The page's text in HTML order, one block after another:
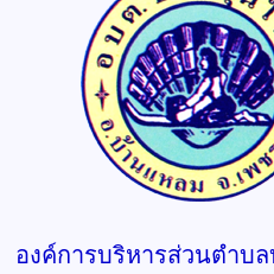
องค์การบริหารส่วนตำบ